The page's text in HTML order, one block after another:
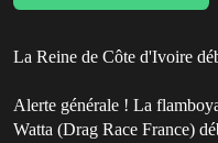
La Reine de Côte d'Ivoire
Alerte générale ! La
Watta (Drag Race France)